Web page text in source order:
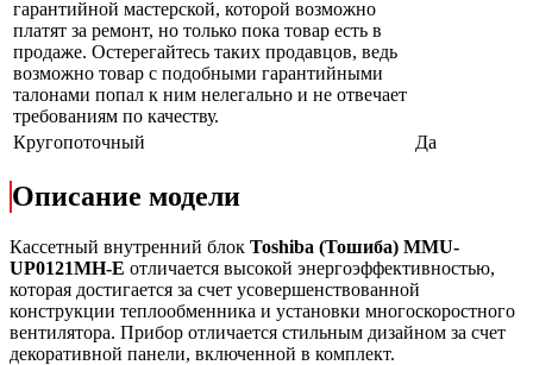
гарантийной мастерской, которой возможно
платят за ремонт, но только пока товар есть в
продаже. Остерегайтесь таких продавцов, ведь
возможно товар с подобными гарантийными
талонами попал к ним нелегально и не отвечает
требованиям по качеству.
Кругопоточный Да
Описание модели
Кассетный внутренний блок Toshiba (Тошиба) MMU-
UP0121MH-E отличается высокой энергоэффективностью,
которая достигается за счет усовершенствованной
конструкции теплообменника и установки многоскоростного
вентилятора. Прибор отличается стильным дизайном за счет
декоративной панели, включенной в комплект.